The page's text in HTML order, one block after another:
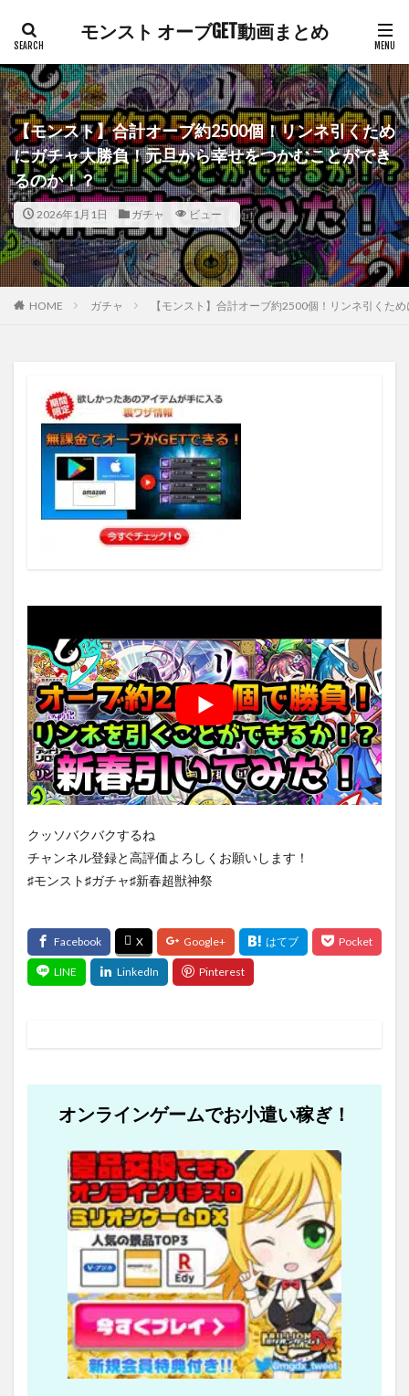
モンスト オーブGET動画まとめ
【モンスト】合計オーブ約2500個！リンネ引くため
にガチャ大勝負！元旦から幸せをつかむことができ
るのか！？
2026年1月1日 ガチャ ビュー
HOME ガチャ 【モンスト】合計オーブ約2500個！リンネ引くた
クッソバクバクするね
チャンネル登録と高評価よろしくお願いします！
♯モンスト♯ガチャ♯新春超獣神祭
オンラインゲームでお小遣い稼ぎ！